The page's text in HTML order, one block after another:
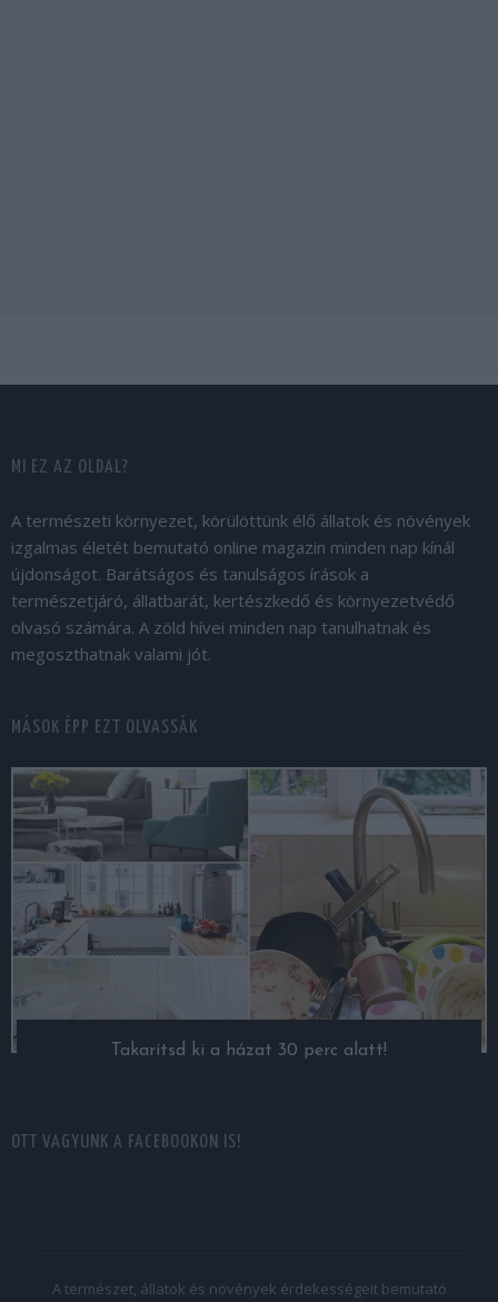
MI EZ AZ OLDAL?
A természeti környezet, körülöttünk élő állatok és növények
izgalmas életét bemutató online magazin minden nap kínál
újdonságot. Barátságos és tanulságos írások a
természetjáró, állatbarát, kertészkedő és környezetvédő
olvasó számára. A zöld hívei minden nap tanulhatnak és
megoszthatnak valami jót.
MÁSOK ÉPP EZT OLVASSÁK
Takarítsd ki a házat 30 perc alatt!
OTT VAGYUNK A FACEBOOKON IS!
A természet, állatok és növények érdekességeit bemutató